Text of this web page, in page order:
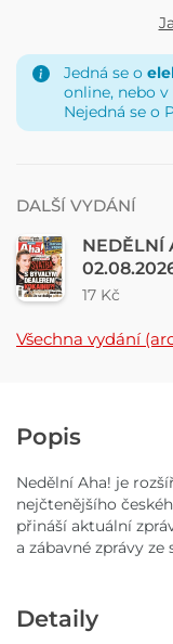
Jedná se o
online, nebo v
Nejedná se o
DALŠÍ VYDÁNÍ
NEDĚLNÍ
17 Kč
Všechna vydání
Popis
Nedělní Aha! je
nejčtenějšího
přináší aktuální
a zábavné zprávy ze
Detaily